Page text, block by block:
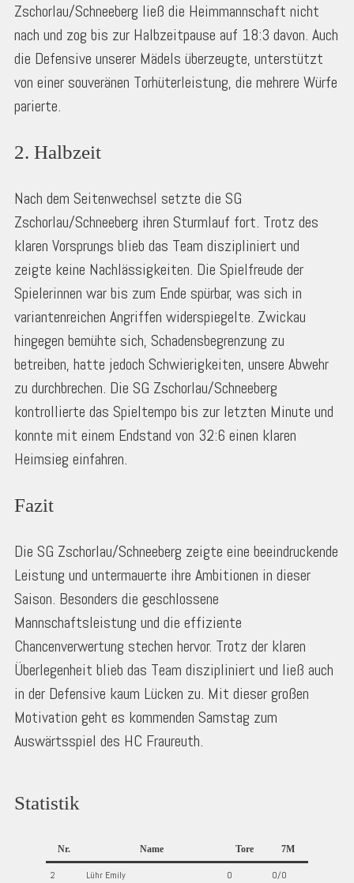
Zschorlau/Schneeberg ließ die Heimmannschaft nicht
nach und zog bis zur Halbzeitpause auf 18:3 davon. Auch
die Defensive unserer Mädels überzeugte, unterstützt
von einer souveränen Torhüterleistung, die mehrere Würfe
parierte.
2. Halbzeit
Nach dem Seitenwechsel setzte die SG
Zschorlau/Schneeberg ihren Sturmlauf fort. Trotz des
klaren Vorsprungs blieb das Team diszipliniert und
zeigte keine Nachlässigkeiten. Die Spielfreude der
Spielerinnen war bis zum Ende spürbar, was sich in
variantenreichen Angriffen widerspiegelte. Zwickau
hingegen bemühte sich, Schadensbegrenzung zu
betreiben, hatte jedoch Schwierigkeiten, unsere Abwehr
zu durchbrechen. Die SG Zschorlau/Schneeberg
kontrollierte das Spieltempo bis zur letzten Minute und
konnte mit einem Endstand von 32:6 einen klaren
Heimsieg einfahren.
Fazit
Die SG Zschorlau/Schneeberg zeigte eine beeindruckende
Leistung und untermauerte ihre Ambitionen in dieser
Saison. Besonders die geschlossene
Mannschaftsleistung und die effiziente
Chancenverwertung stechen hervor. Trotz der klaren
Überlegenheit blieb das Team diszipliniert und ließ auch
in der Defensive kaum Lücken zu. Mit dieser großen
Motivation geht es kommenden Samstag zum
Auswärtsspiel des HC Fraureuth.
Statistik
Nr. Name Tore 7M
2 Lühr Emily 0 0/0